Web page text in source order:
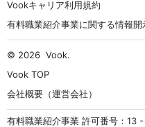
Vookキャリア利用規約
有料職業紹介事業に関する情報開
© 2026 Vook.
Vook TOP
会社概要（運営会社）
有料職業紹介事業 許可番号：13